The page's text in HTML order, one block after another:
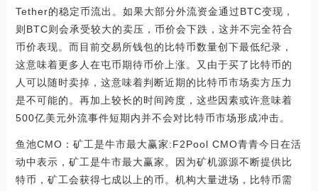
Tether的稳定币流出。如果大部分外流资金通过BTC变现，
则BTC则会承受较大的卖压，币价会下跌，这并不完全符合
币价表现。而目前交易所钱包的比特币数量创下最低纪录，
这意味着更多人在屯币期待币价上涨。又由于买了比特币的
人可以随时卖掉，这意味着判断近期的比特币市场卖方压力
是不可能的。再加上较长的时间跨度，这些因素或许意味着
500亿美元外流事件短期内并不会对比特币市场形成冲击。
鱼池CMO：矿工是牛市最大赢家:F2Pool CMO青青今日在活
动中表示，矿工是牛市最大赢家。因为矿机源源不断提供比
特币，矿工会获得七成以上的币。机构大量进场，比特币需